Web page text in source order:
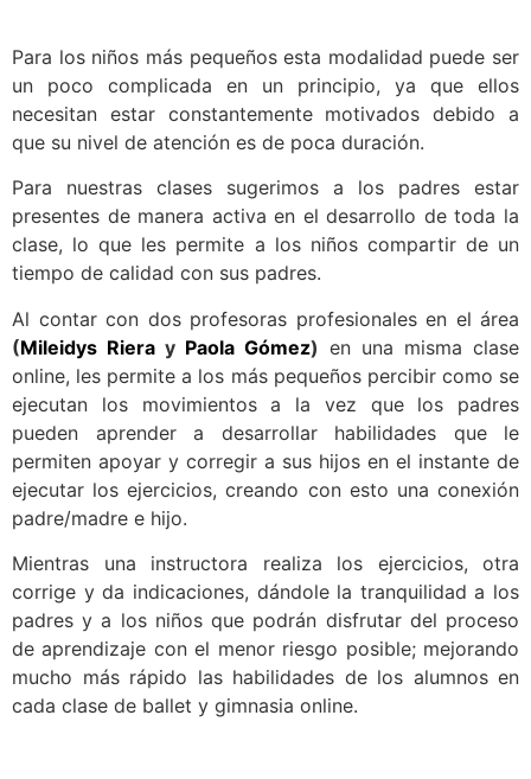
Para los niños más pequeños esta modalidad puede ser
un poco complicada en un principio, ya que ellos
necesitan estar constantemente motivados debido a
que su nivel de atención es de poca duración.
Para nuestras clases sugerimos a los padres estar
presentes de manera activa en el desarrollo de toda la
clase, lo que les permite a los niños compartir de un
tiempo de calidad con sus padres.
Al contar con dos profesoras profesionales en el área
(Mileidys Riera y Paola Gómez) en una misma clase
online, les permite a los más pequeños percibir como se
ejecutan los movimientos a la vez que los padres
pueden aprender a desarrollar habilidades que le
permiten apoyar y corregir a sus hijos en el instante de
ejecutar los ejercicios, creando con esto una conexión
padre/madre e hijo.
Mientras una instructora realiza los ejercicios, otra
corrige y da indicaciones, dándole la tranquilidad a los
padres y a los niños que podrán disfrutar del proceso
de aprendizaje con el menor riesgo posible; mejorando
mucho más rápido las habilidades de los alumnos en
cada clase de ballet y gimnasia online.